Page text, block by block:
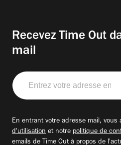
Recevez Time Out
mail
Entrez
votre
adresse
En entrant votre adresse mail, vous
d'utilisation et notre politique de
emails de Time Out à propos de